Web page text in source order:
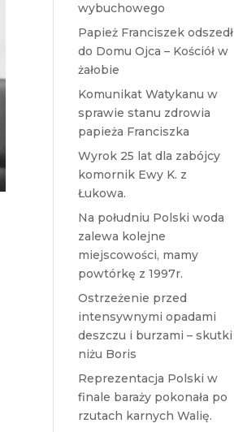
wybuchowego
Papież Franciszek odszedł
do Domu Ojca – Kościół w
żałobie
Komunikat Watykanu w
sprawie stanu zdrowia
papieża Franciszka
Wyrok 25 lat dla zabójcy
komornik Ewy K. z
Łukowa.
Na południu Polski woda
zalewa kolejne
miejscowości, mamy
powtórkę z 1997r.
Ostrzeżenie przed
intensywnymi opadami
deszczu i burzami – skutki
niżu Boris
Reprezentacja Polski w
finale baraży pokonała po
rzutach karnych Walię.